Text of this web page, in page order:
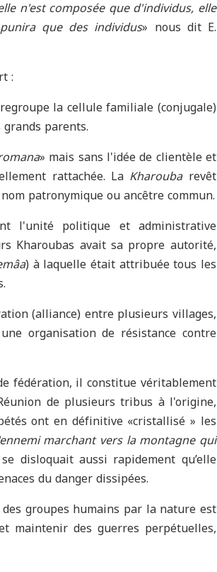
n'est composée que d'individus, elle
que des individus» nous dit E.
:
la cellule familiale (conjugale)
parents.
» mais sans l'idée de clientèle et
rattachée. La Kharoubarevêt
patronymique ou ancêtre commun.
l'unité politique et administrative
Kharoubas avait sa propre autorité,
) à laquelle était attribuée tous les
(alliance) entre plusieurs villages,
organisation de résistance contre
fédération, il constitue véritablement
de plusieurs tribus à l'origine,
ont en définitive «cristallisé » les
marchant vers la montagne qui
disloquait aussi rapidement qu’elle
du danger dissipées.
groupes humains par la nature est
maintenir des guerres perpétuelles,